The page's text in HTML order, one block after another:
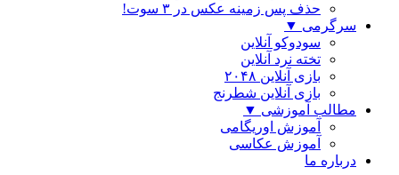
حذف پس زمینه عکس در ۳ سوت!
سرگرمی ▼
سودوکو آنلاین
تخته نرد آنلاین
بازی آنلاین ۲۰۴۸
بازی آنلاین شطرنج
مطالب آموزشی ▼
آموزش اوریگامی
آموزش عکاسی
درباره ما